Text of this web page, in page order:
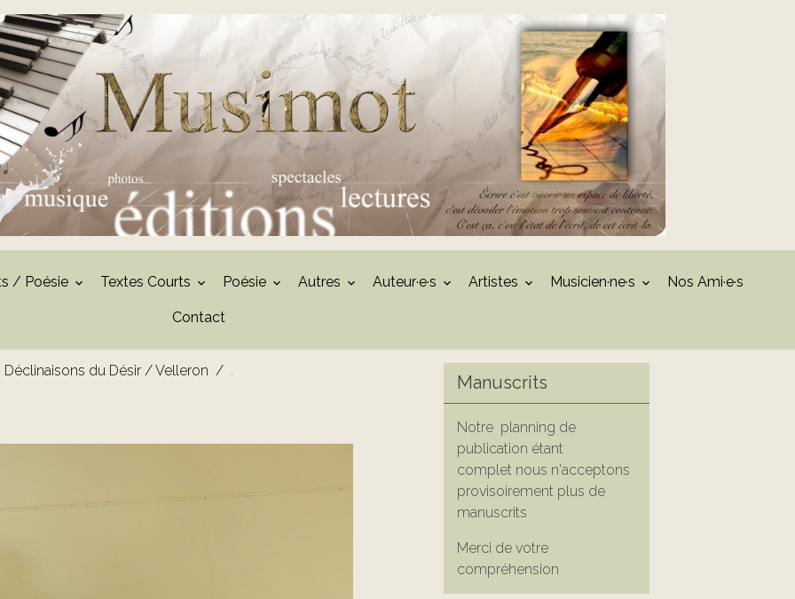
/ Poésie Textes Courts Poésie Autres Auteur·e·s Artistes Musicien·ne·s Nos Ami·e·s
Contact
Déclinaisons du Désir / Velleron .
Manuscrits
Notre planning de
publication étant
complet nous n'acceptons
provisoirement plus de
manuscrits
Merci de votre
compréhension